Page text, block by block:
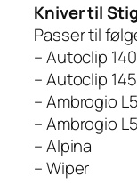
Kniver til
Passer til
– Autoclip
– Autoclip
– Ambrogio
– Ambrogio
– Alpina
– Wiper